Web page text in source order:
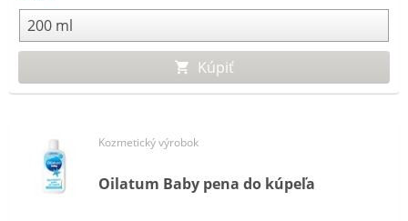
Kúpiť
Kozmetický výrobok
Oilatum Baby pena do kúpeľa